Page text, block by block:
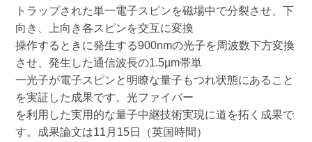
トラップされた単一電子スピンを磁場中で分裂させ、下
向き、上向き各スピンを交互に変換
操作するときに発生する900nmの光子を周波数下方変換
させ、発生した通信波長の1.5µm帯単
一光子が電子スピンと明瞭な量子もつれ状態にあること
を実証した成果です。光ファイバー
を利用した実用的な量子中継技術実現に道を拓く成果で
す。成果論文は11月15日（英国時間）